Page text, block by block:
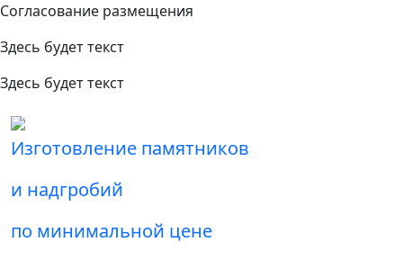
Согласование размещения
Здесь будет текст
Здесь будет текст
Изготовление памятников
и надгробий
по минимальной цене